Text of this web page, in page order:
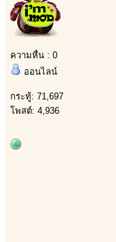
ความหื่น : 0
ออนไลน์
กระทู้: 71,697
โพสต์: 4,936